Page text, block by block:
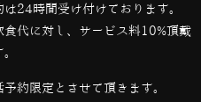
は24時間受け付けております。
食代に対し、サービス料10%頂戴
予約限定とさせて頂きます。